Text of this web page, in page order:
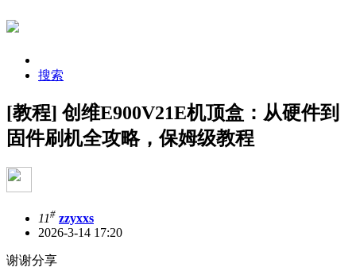
搜索
[教程] 创维E900V21E机顶盒：从硬件到
固件刷机全攻略，保姆级教程
11# zzyxxs
2026-3-14 17:20
谢谢分享